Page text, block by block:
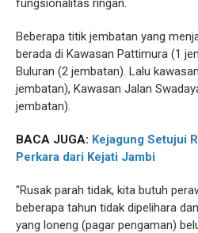
fungsionalitas ringan.
Beberapa titik jembatan yang
berada di Kawasan Pattimura (1
Buluran (2 jembatan). Lalu
jembatan), Kawasan Jalan
jembatan).
BACA JUGA: Kejagung Setujui
Perkara dari Kejati Jambi
"Rusak parah tidak, kita butuh
beberapa tahun tidak dipelihara
yang loneng (pagar pengaman)